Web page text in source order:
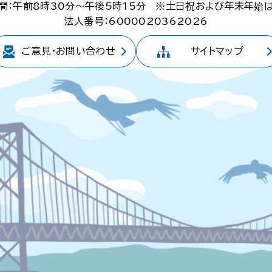
：午前8時30分～午後5時15分
※土日祝および年末年始
法人番号：6000020362026
ご意見・お問い合わせ サイトマップ